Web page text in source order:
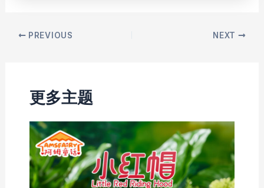
Post PREVIOUS NEXT
更多主题